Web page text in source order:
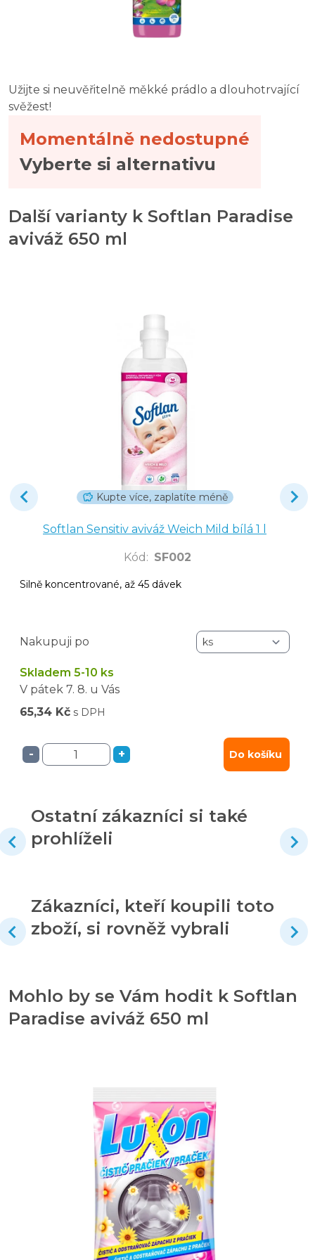
Užijte si neuvěřitelně měkké prádlo a dlouhotrvající
svěžest!
Momentálně nedostupné
Vyberte si alternativu
Další varianty k Softlan Paradise
aviváž 650 ml
Kupte více, zaplatíte méně
Softlan Sensitiv aviváž Weich Mild bílá 1 l
Kód : SF002
Silně koncentrované, až 45 dávek
Nakupuji po
Skladem 5-10 ks
V pátek 7. 8. u Vás
65,34 Kč s DPH
- + Do košíku
Ostatní zákazníci si také
prohlíželi
Zákazníci, kteří koupili toto
zboží, si rovněž vybrali
Mohlo by se Vám hodit k Softlan
Paradise aviváž 650 ml